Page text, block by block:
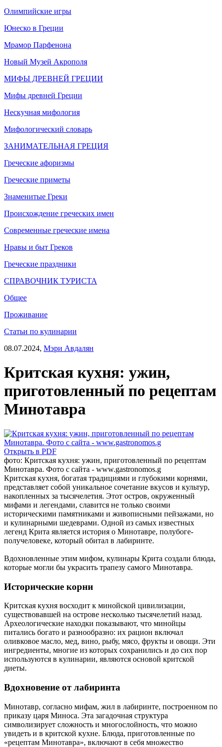
Олимпийские игры
Юнеско в Греции
Мрамор Парфенона
Новый Музей Акрополя
МИФЫ ДРЕВНЕЙ ГРЕЦИИ
Мифы древней Греции
Нескучная мифология
Мифологический словарь
ЗАНИМАТЕЛЬНАЯ ГРЕЦИЯ
Греческие афоризмы
Греческие приметы
Знаменитые Греки
Происхождение греческих имен
Современные греческие имена
Нравы и быт Греков
Греческие праздники
СПРАВОЧНИК ТУРИСТА
Общее
Проживание
Статьи по кулинарии
08.07.2024, Мэри Авдалян
Критская кухня: ужин,
приготовленный по рецептам
Минотавра
Открыть в PDF
фото: Критская кухня: ужин, приготовленный по рецептам
Минотавра. Фото с сайта - www.gastronomos.g
Критская кухня, богатая традициями и глубокими корнями,
представляет собой уникальное сочетание вкусов и культур,
накопленных за тысячелетия. Этот остров, окруженный
мифами и легендами, славится не только своими
историческими памятниками и живописными пейзажами, но
и кулинарными шедеврами. Одной из самых известных
легенд Крита является история о Минотавре, полубоге-
получеловеке, который обитал в лабиринте.
Вдохновленные этим мифом, кулинары Крита создали блюда,
которые могли бы украсить трапезу самого Минотавра.
Исторические корни
Критская кухня восходит к минойской цивилизации,
существовавшей на острове несколько тысячелетий назад.
Археологические находки показывают, что минойцы
питались богато и разнообразно: их рацион включал
оливковое масло, мед, вино, рыбу, мясо, фрукты и овощи. Эти
ингредиенты, многие из которых сохранились и до сих пор
используются в кулинарии, являются основой критской
диеты.
Вдохновение от лабиринта
Минотавр, согласно мифам, жил в лабиринте, построенном по
приказу царя Миноса. Эта загадочная структура
символизирует сложность и многослойность, что можно
увидеть и в критской кухне. Блюда, приготовленные по
«рецептам Минотавра», включают в себя множество